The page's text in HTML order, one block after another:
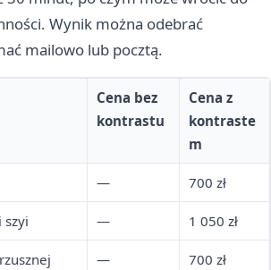
Wynik można odebrać
mailowo lub pocztą.
Cena bez
kontrastu
Cena z
kontraste
m
— 700 zł
szyi — 1 050 zł
— 700 zł